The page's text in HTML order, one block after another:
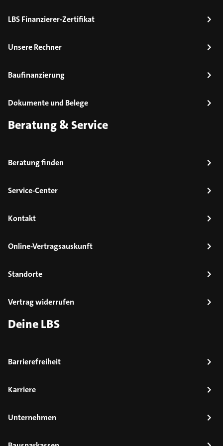
LBS Finanzierer-Zertifikat
Unsere Rechner
Baufinanzierung
Dokumente und Belege
Beratung & Service
Beratung finden
Service-Center
Kontakt
Online-Vertragsauskunft
Standorte
Vertrag widerrufen
Deine LBS
Barrierefreiheit
Karriere
Unternehmen